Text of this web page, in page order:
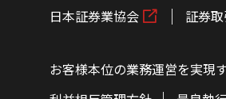
日本証券業協会 証券
お客様本位の業務運営を実現